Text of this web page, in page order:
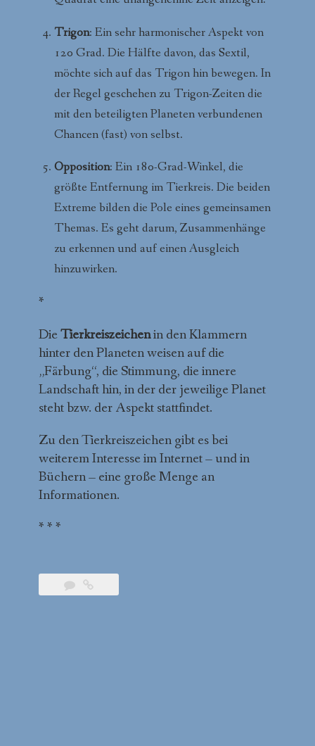
Trigon: Ein sehr harmonischer Aspekt von
120 Grad. Die Hälfte davon, das Sextil,
möchte sich auf das Trigon hin bewegen. In
der Regel geschehen zu Trigon-Zeiten die
mit den beteiligten Planeten verbundenen
Chancen (fast) von selbst.
Opposition: Ein 180-Grad-Winkel, die
größte Entfernung im Tierkreis. Die beiden
Extreme bilden die Pole eines gemeinsamen
Themas. Es geht darum, Zusammenhänge
zu erkennen und auf einen Ausgleich
hinzuwirken.
*
DieTierkreiszeichenin den Klammern
hinter den Planeten weisen auf die
„Färbung“, die Stimmung, die innere
Landschaft hin, in der der jeweilige Planet
steht bzw. der Aspekt stattfindet.
Zu den Tierkreiszeichen gibt es bei
weiterem Interesse im Internet – und in
Büchern – eine große Menge an
Informationen.
* * *